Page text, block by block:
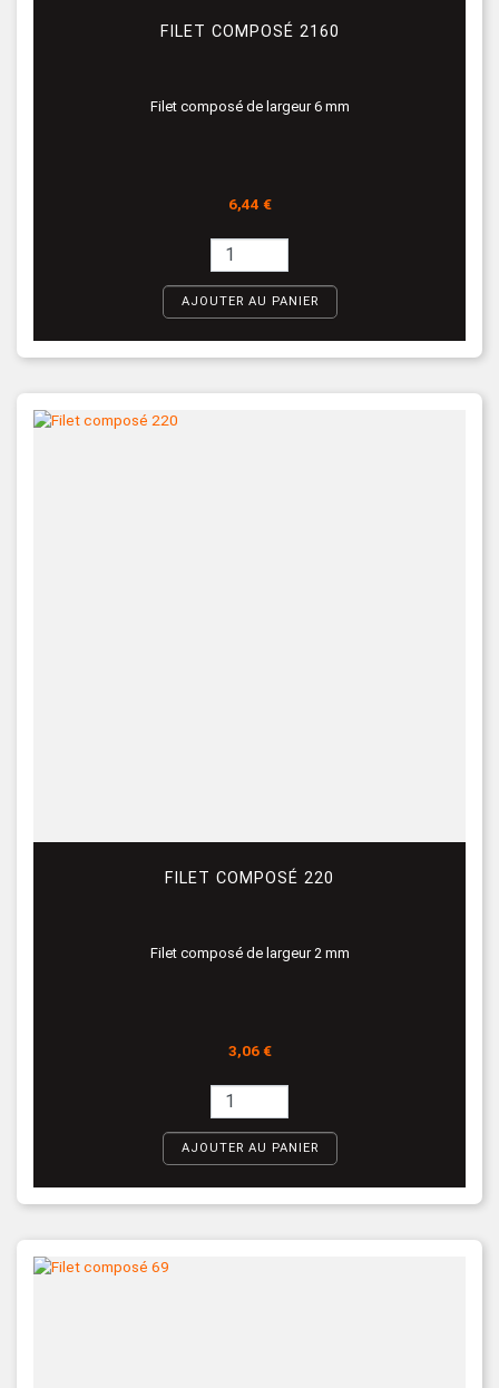
FILET COMPOSÉ 2160
Filet composé de largeur 6 mm
Prix
6,44 €
AJOUTER AU PANIER
FILET COMPOSÉ 220
Filet composé de largeur 2 mm
Prix
3,06 €
AJOUTER AU PANIER